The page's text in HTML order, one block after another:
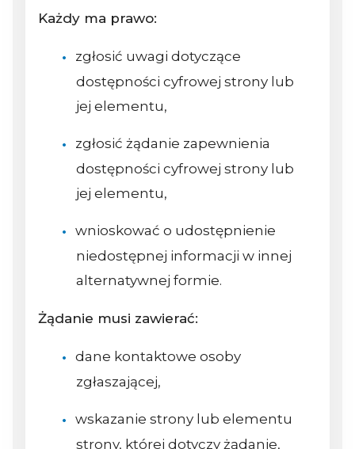
Każdy ma prawo:
zgłosić uwagi dotyczące
dostępności cyfrowej strony lub
jej elementu,
zgłosić żądanie zapewnienia
dostępności cyfrowej strony lub
jej elementu,
wnioskować o udostępnienie
niedostępnej informacji w innej
alternatywnej formie.
Żądanie musi zawierać:
dane kontaktowe osoby
zgłaszającej,
wskazanie strony lub elementu
strony, której dotyczy żądanie,